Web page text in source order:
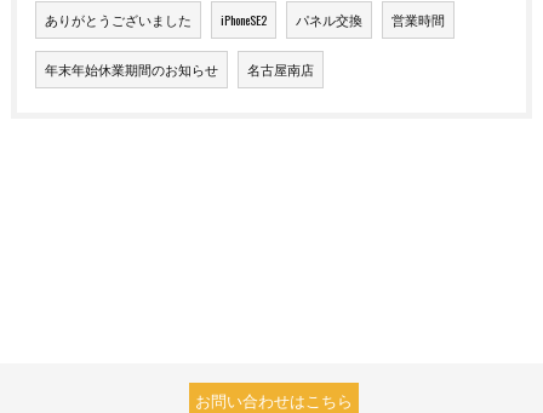
ありがとうございました iPhoneSE2 パネル交換 営業時間
年末年始休業期間のお知らせ 名古屋南店
お問い合わせはこちら